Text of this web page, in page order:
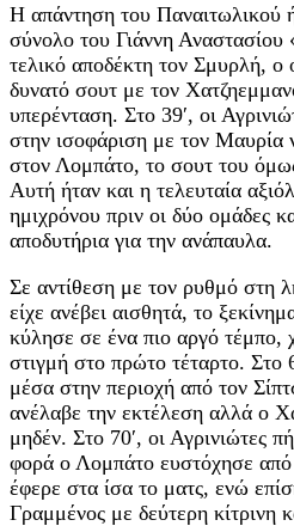
Η απάντηση του Παναιτωλικού
σύνολο του Γιάννη Αναστασίου
τελικό αποδέκτη τον Σμυρλή, ο
δυνατό σουτ με τον
υπερένταση. Στο 39′, οι
στην ισοφάριση με τον Μαυρία
στον Λομπάτο, το σουτ του
Aυτή ήταν και η τελευταία
ημιχρόνου πριν οι δύο ομάδες
αποδυτήρια για την ανάπαυλα.
Σε αντίθεση με τον ρυθμό στη
είχε ανέβει αισθητά, το
κύλησε σε ένα πιο αργό τέμπο,
στιγμή στο πρώτο τέταρτο. Στο
μέσα στην περιοχή από τον
ανέλαβε την εκτέλεση αλλά ο
μηδέν. Στο 70′, οι Αγρινιώτες
φορά ο Λομπάτο ευστόχησε από
έφερε στα ίσα το ματς, ενώ
Γραμμένος με δεύτερη κίτρινη